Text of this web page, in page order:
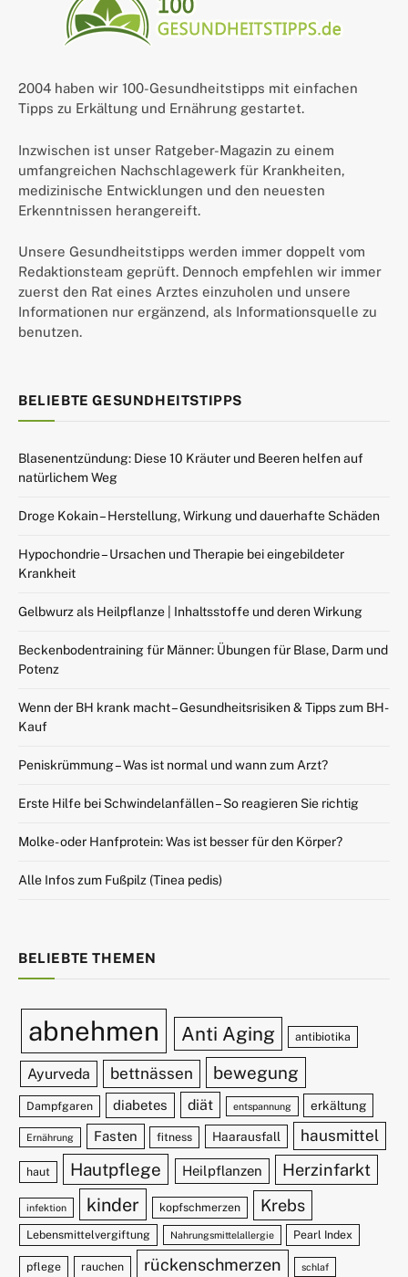
2004 haben wir 100-Gesundheitstipps mit einfachen
Tipps zu Erkältung und Ernährung gestartet.
Inzwischen ist unser Ratgeber-Magazin zu einem
umfangreichen Nachschlagewerk für Krankheiten,
medizinische Entwicklungen und den neuesten
Erkenntnissen herangereift.
Unsere Gesundheitstipps werden immer doppelt vom
Redaktionsteam geprüft. Dennoch empfehlen wir immer
zuerst den Rat eines Arztes einzuholen und unsere
Informationen nur ergänzend, als Informationsquelle zu
benutzen.
BELIEBTE GESUNDHEITSTIPPS
Blasenentzündung: Diese 10 Kräuter und Beeren helfen auf
natürlichem Weg
Droge Kokain – Herstellung, Wirkung und dauerhafte Schäden
Hypochondrie – Ursachen und Therapie bei eingebildeter
Krankheit
Gelbwurz als Heilpflanze | Inhaltsstoffe und deren Wirkung
Beckenbodentraining für Männer: Übungen für Blase, Darm und
Potenz
Wenn der BH krank macht – Gesundheitsrisiken & Tipps zum BH-
Kauf
Peniskrümmung – Was ist normal und wann zum Arzt?
Erste Hilfe bei Schwindelanfällen – So reagieren Sie richtig
Molke- oder Hanfprotein: Was ist besser für den Körper?
Alle Infos zum Fußpilz (Tinea pedis)
BELIEBTE THEMEN
abnehmen Anti Aging antibiotika
Ayurveda bettnässen bewegung
Dampfgaren diabetes diät entspannung erkältung
Ernährung Fasten fitness Haarausfall hausmittel
haut Hautpflege Heilpflanzen Herzinfarkt
infektion kinder kopfschmerzen Krebs
Lebensmittelvergiftung Nahrungsmittelallergie Pearl Index
pflege rauchen rückenschmerzen schlaf